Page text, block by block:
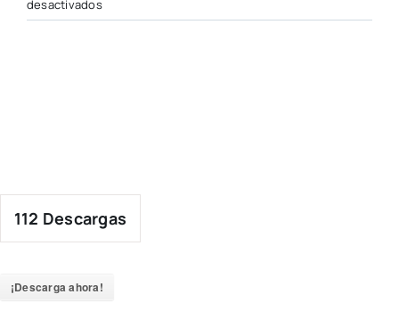
desactivadosen
112 Descargas
¡Descarga ahora!